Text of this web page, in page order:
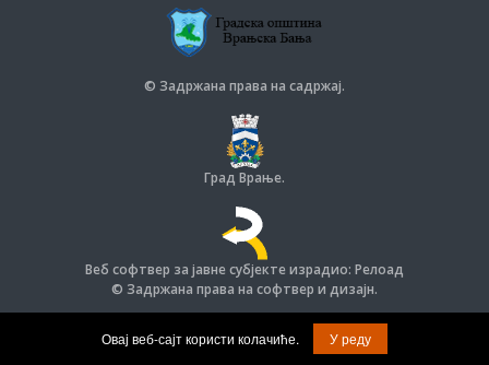
© Задржана права на садржај.
Град Врање.
Веб софтвер за јавне субјекте израдио: Релоад
© Задржана права на софтвер и дизајн.
Овај веб-сајт користи колачиће. У реду